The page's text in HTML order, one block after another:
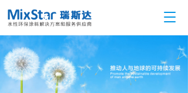
T
l
e